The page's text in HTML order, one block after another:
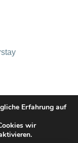
Erfahrung auf
wir